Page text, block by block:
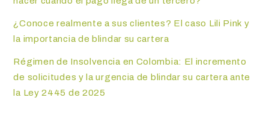
¿Conoce realmente a sus clientes? El caso Lili Pink y
la importancia de blindar su cartera
Régimen de Insolvencia en Colombia: El incremento
de solicitudes y la urgencia de blindar su cartera ante
la Ley 2445 de 2025